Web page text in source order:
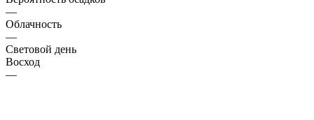
—
Облачность
—
Световой день
Восход
—